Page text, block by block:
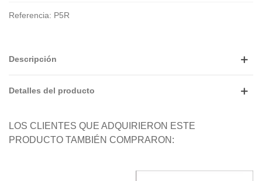
Referencia: P5R
Descripción
Detalles del producto
LOS CLIENTES QUE ADQUIRIERON ESTE
PRODUCTO TAMBIÉN COMPRARON: